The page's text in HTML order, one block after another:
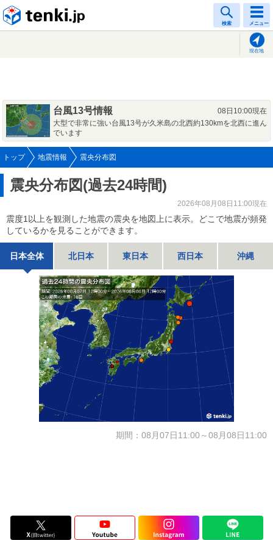
検索 メニュー
現在地
台風13号情報
08日10:00現在
大型で非常に強い台風13号が久米島の北西約130kmを北西に進ん
でいます
トップ 地震情報 震央分布図
震央分布図(過去24時間)
2026年08月08日11:00現在
震度1以上を観測した地震の震央を地図上に表示。どこで地震が頻発
しているかを見ることができます。
日本全体 北日本 東日本 西日本 沖縄
期間：08月07日11:00～08月08日11:00